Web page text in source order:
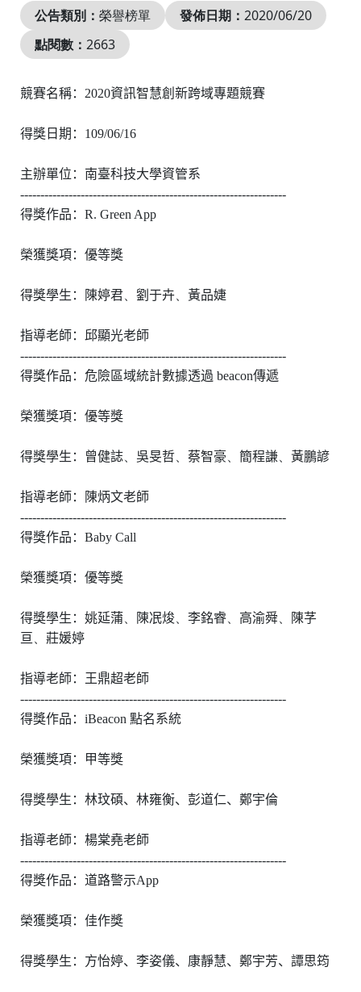
公告類別： 榮譽榜單 發佈日期： 2020/06/20
點閱數： 2663
競賽名稱： 2020資訊智慧創新跨域專題競賽
得獎日期： 109/06/16
主辦單位：南臺科技大學資管系
------------------------------------------------------------------
得獎作品： R. Green App
榮獲獎項：優等獎
得獎學生：陳婷君 劉于卉 黃品婕
指導老師：邱顯光老師
------------------------------------------------------------------
得獎作品：危險區域統計數據透過 beacon傳遞
榮獲獎項：優等獎
得獎學生：曾健誌 吳旻哲 蔡智豪 簡程謙 黃鵬諺
指導老師：陳炳文老師
------------------------------------------------------------------
得獎作品： Baby Call
榮獲獎項：優等獎
得獎學生：姚延蒲 陳冺焌 李銘睿 高渝舜
陳芓
亘
莊媛婷
指導老師：王鼎超老師
------------------------------------------------------------------
得獎作品： iBeacon 點名系統
榮獲獎項：甲等獎
得獎學生：林玟碩、林雍衡、彭道仁、鄭宇倫
指導老師：楊棠堯老師
------------------------------------------------------------------
得獎作品：道路警示App
榮獲獎項：佳作獎
得獎學生：方怡婷、李姿儀、康靜慧、鄭宇芳、譚思筠